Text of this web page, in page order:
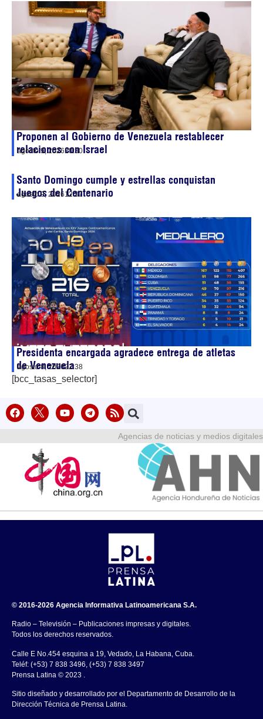
Proponen al Gobierno de Venezuela restablecer
relaciones con Israel
agosto 9, 202620:30
Santo Domingo cumple y estrellas conquistan
Juegos del Centenario
agosto 9, 202612:37
Presidenta encargada agradece entrega de atletas
de Venezuela
agosto 8, 202622:38
[bcc_tasas_selector]
Agencias de noticias y medios digitales
© 2016-2026 Agencia Informativa Latinoamericana S.A.
Radio – Televisión – Publicaciones impresas y digitales.
Todos los derechos reservados.
Calle E No.454 esquina a 19, Vedado, La Habana, Cuba.
Teléf: (+53) 7 838 3496, (+53) 7 838 3497
Prensa Latina © 2023 .
Sitio diseñado y desarrollado por el Departamento de Desarrollo de la
Dirección Técnica de Prensa Latina.